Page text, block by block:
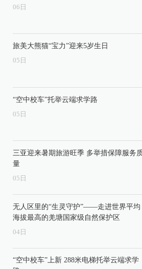
06 日
旅美大熊猫“宝力”迎来5岁生日
05 日
“空中校车”托举云端求学路
05 日
三亚迎来暑期旅游旺季 多举措保障服务
量
05 日
无人区里的“生灵守护”——走进世界平均
海拔最高的羌塘国家级自然保护区
04 日
“空中校车”上新 288米电梯托举云端求学